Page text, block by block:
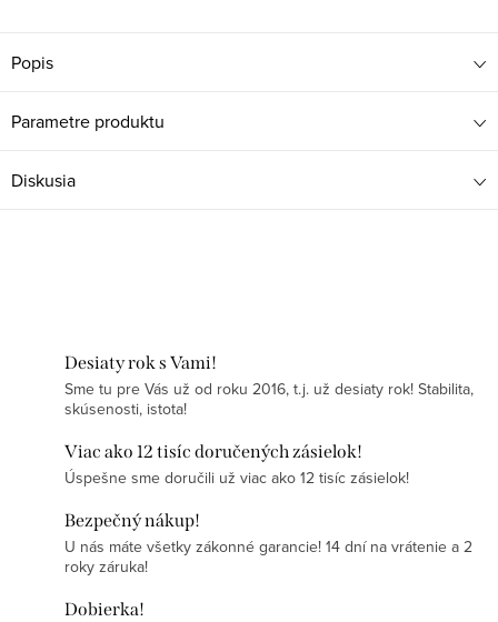
Popis
Parametre produktu
Diskusia
Desiaty rok s Vami!
Sme tu pre Vás už od roku 2016, t.j. už desiaty rok! Stabilita,
skúsenosti, istota!
Viac ako 12 tisíc doručených zásielok!
Úspešne sme doručili už viac ako 12 tisíc zásielok!
Bezpečný nákup!
U nás máte všetky zákonné garancie! 14 dní na vrátenie a 2
roky záruka!
Dobierka!